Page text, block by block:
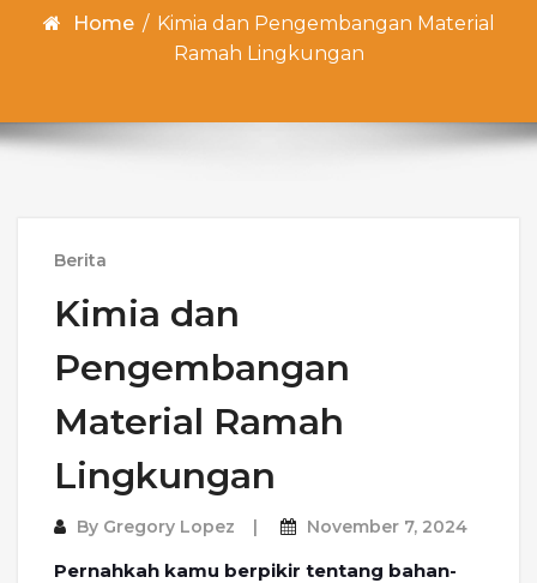
Home / Kimia dan Pengembangan Material
Ramah Lingkungan
Berita
Kimia dan
Pengembangan
Material Ramah
Lingkungan
By Gregory Lopez November 7, 2024
Pernahkah kamu berpikir tentang bahan-